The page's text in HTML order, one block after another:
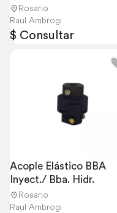
Rosario
Raul Ambrogi
$ Consultar
Acople Elástico BBA
Inyect./ Bba. Hidr.
Rosario
Raul Ambrogi